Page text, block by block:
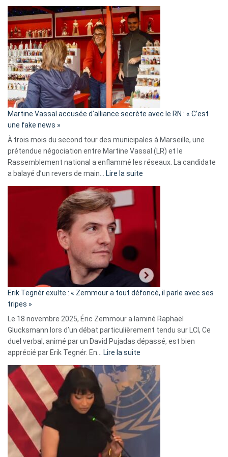
Algérie
Martine Vassal accusée d’alliance secrète avec le RN : « C’est
une fake news »
À trois mois du second tour des municipales à Marseille, une
prétendue négociation entre Martine Vassal (LR) et le
Rassemblement national a enflammé les réseaux. La candidate
a balayé d’un revers de main… Lire la suite
Martine
Vassal
d’alliance
secrète
«
C’est
fake
news
»
Erik Tegnér exulte : « Zemmour a tout défoncé, il parle avec ses
tripes »
Le 18 novembre 2025, Éric Zemmour a laminé Raphaël
Glucksmann lors d’un débat particulièrement tendu sur LCI, Ce
duel verbal, animé par un David Pujadas dépassé, est bien
apprécié par Erik Tegnér. En… Lire la suite
Erik
Tegnér
exulte
:
« Zemmour
a
tout